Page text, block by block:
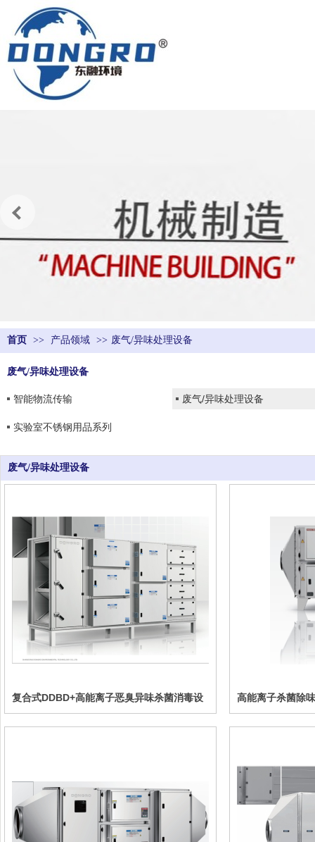
首页 >> 产品领域 >> 废气/异味处理设备
废气/异味处理设备
智能物流传输 废气/异味处理设备
实验室不锈钢用品系列
废气/异味处理设备
复合式DDBD+高能离子恶臭异味杀菌消毒设
备
高能离子杀菌除